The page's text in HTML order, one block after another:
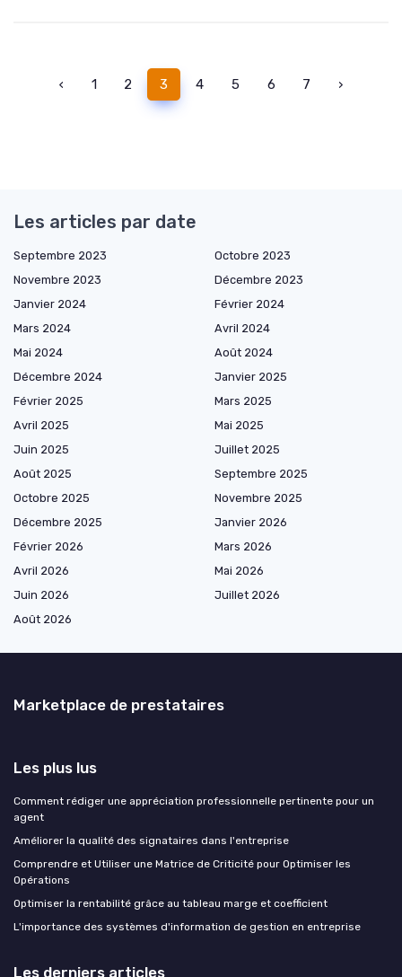
‹ 1 2 3 4 5 6 7 ›
Les articles par date
Septembre 2023
Octobre 2023
Novembre 2023
Décembre 2023
Janvier 2024
Février 2024
Mars 2024
Avril 2024
Mai 2024
Août 2024
Décembre 2024
Janvier 2025
Février 2025
Mars 2025
Avril 2025
Mai 2025
Juin 2025
Juillet 2025
Août 2025
Septembre 2025
Octobre 2025
Novembre 2025
Décembre 2025
Janvier 2026
Février 2026
Mars 2026
Avril 2026
Mai 2026
Juin 2026
Juillet 2026
Août 2026
Marketplace de prestataires
Les plus lus
Comment rédiger une appréciation professionnelle pertinente pour un
agent
Améliorer la qualité des signataires dans l'entreprise
Comprendre et Utiliser une Matrice de Criticité pour Optimiser les
Opérations
Optimiser la rentabilité grâce au tableau marge et coefficient
L'importance des systèmes d'information de gestion en entreprise
Les derniers articles